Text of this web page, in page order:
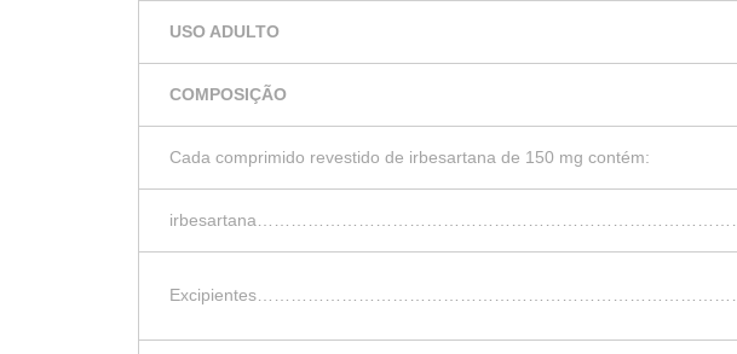
USO ADULTO
COMPOSIÇÃO
Cada comprimido revestido de irbesartana de 150 mg contém: